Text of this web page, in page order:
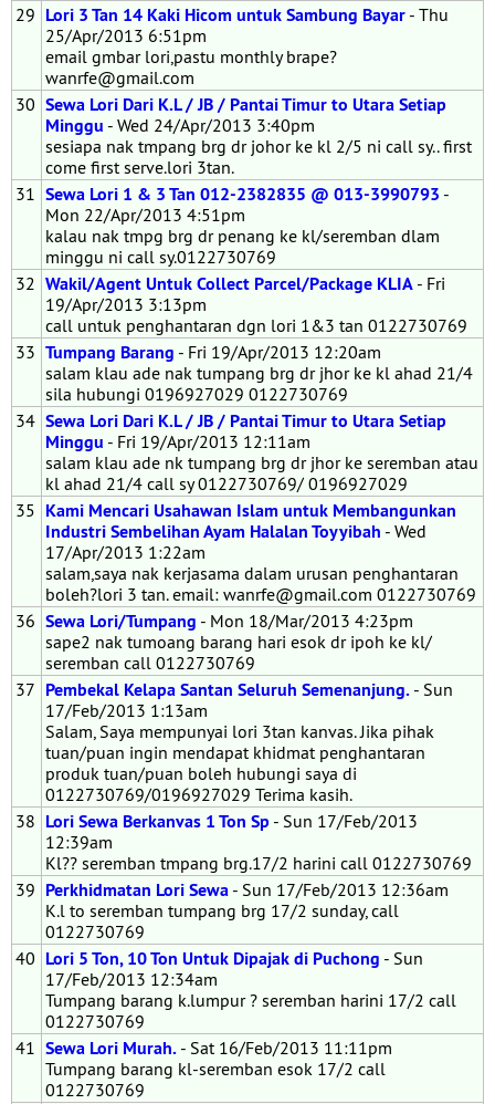
29 Lori 3 Tan 14 Kaki Hicom untuk Sambung Bayar - Thu
25/Apr/2013 6:51pm
email gmbar lori,pastu monthly brape?
wanrfe@gmail.com
30 Sewa Lori Dari K.L / JB / Pantai Timur to Utara Setiap
Minggu - Wed 24/Apr/2013 3:40pm
sesiapa nak tmpang brg dr johor ke kl 2/5 ni call sy.. first
come first serve.lori 3tan.
31 Sewa Lori 1 & 3 Tan 012-2382835 @ 013-3990793 -
Mon 22/Apr/2013 4:51pm
kalau nak tmpg brg dr penang ke kl/seremban dlam
minggu ni call sy.0122730769
32 Wakil/Agent Untuk Collect Parcel/Package KLIA - Fri
19/Apr/2013 3:13pm
call untuk penghantaran dgn lori 1&3 tan 0122730769
33 Tumpang Barang - Fri 19/Apr/2013 12:20am
salam klau ade nak tumpang brg dr jhor ke kl ahad 21/4
sila hubungi 0196927029 0122730769
34 Sewa Lori Dari K.L / JB / Pantai Timur to Utara Setiap
Minggu - Fri 19/Apr/2013 12:11am
salam klau ade nk tumpang brg dr jhor ke seremban atau
kl ahad 21/4 call sy 0122730769/ 0196927029
35 Kami Mencari Usahawan Islam untuk Membangunkan
Industri Sembelihan Ayam Halalan Toyyibah - Wed
17/Apr/2013 1:22am
salam,saya nak kerjasama dalam urusan penghantaran
boleh?lori 3 tan. email: wanrfe@gmail.com 0122730769
36 Sewa Lori/Tumpang - Mon 18/Mar/2013 4:23pm
sape2 nak tumoang barang hari esok dr ipoh ke kl/
seremban call 0122730769
37 Pembekal Kelapa Santan Seluruh Semenanjung. - Sun
17/Feb/2013 1:13am
Salam, Saya mempunyai lori 3tan kanvas. Jika pihak
tuan/puan ingin mendapat khidmat penghantaran
produk tuan/puan boleh hubungi saya di
0122730769/0196927029 Terima kasih.
38 Lori Sewa Berkanvas 1 Ton Sp - Sun 17/Feb/2013
12:39am
Kl?? seremban tmpang brg.17/2 harini call 0122730769
39 Perkhidmatan Lori Sewa - Sun 17/Feb/2013 12:36am
K.l to seremban tumpang brg 17/2 sunday, call
0122730769
40 Lori 5 Ton, 10 Ton Untuk Dipajak di Puchong - Sun
17/Feb/2013 12:34am
Tumpang barang k.lumpur ? seremban harini 17/2 call
0122730769
41 Sewa Lori Murah. - Sat 16/Feb/2013 11:11pm
Tumpang barang kl-seremban esok 17/2 call
0122730769